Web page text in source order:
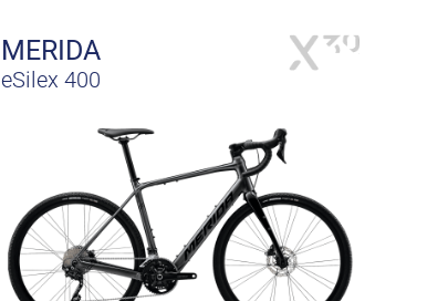
MERIDA
eSilex 400